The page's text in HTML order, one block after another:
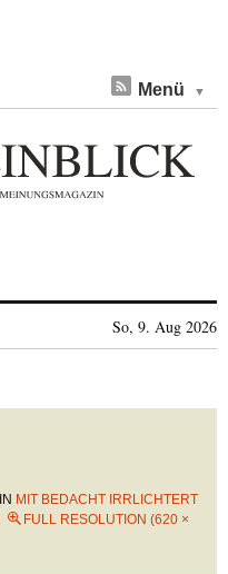
Menü
So, 9. Aug 2026
IN MIT BEDACHT IRRLICHTERT
FULL RESOLUTION (620 ×